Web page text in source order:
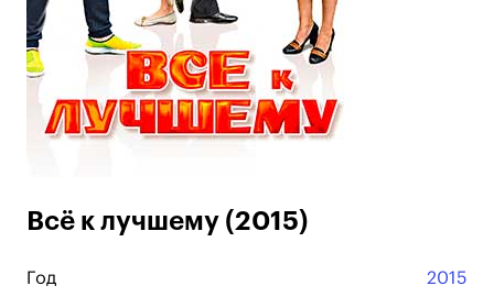
Всё к лучшему (2015)
Год 2015